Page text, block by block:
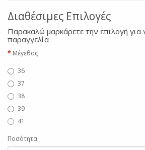
Διαθέσιμες Επιλογές
Παρακαλώ μαρκάρετε την επιλογή
παραγγελία
Μέγεθος
36
37
38
39
41
Ποσότητα